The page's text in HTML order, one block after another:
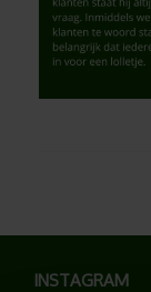
INSTAGRAM